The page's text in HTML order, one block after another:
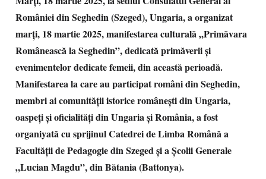
României din Seghedin (Szeged), Ungaria, a organizat
marți, 18 martie 2025, manifestarea culturală „Primăvara
Românească la Seghedin”, dedicată primăverii și
evenimentelor dedicate femeii, din această perioadă.
Manifestarea la care au participat români din Seghedin,
membri ai comunității istorice românești din Ungaria,
oaspeți și oficialități din Ungaria și România, a fost
organiyată cu sprijinul Catedrei de Limba Română a
Facultății de Pedagogie din Szeged și a Școlii Generale
„Lucian Magdu”, din Bătania (Battonya).